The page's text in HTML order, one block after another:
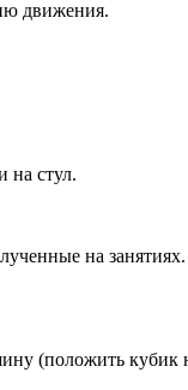
движения.
на стул.
на
(положить кубик